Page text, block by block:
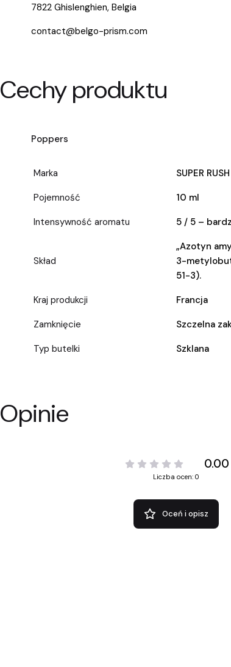
7822 Ghislenghien, Belgia
contact@belgo-prism.com
Cechy produktu
Poppers
Marka
SUPER RUSH
Pojemność
10 ml
Intensywność aromatu
5 / 5 –
Skład
„Azotyn
3-
51-3).
Kraj produkcji
Francja
Zamknięcie
Szczelna
Typ butelki
Szklana
Opinie
0.00
Liczba ocen: 0
Oceń i opisz